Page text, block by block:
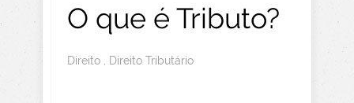
O que é Tributo?
Direito Direito Tributário